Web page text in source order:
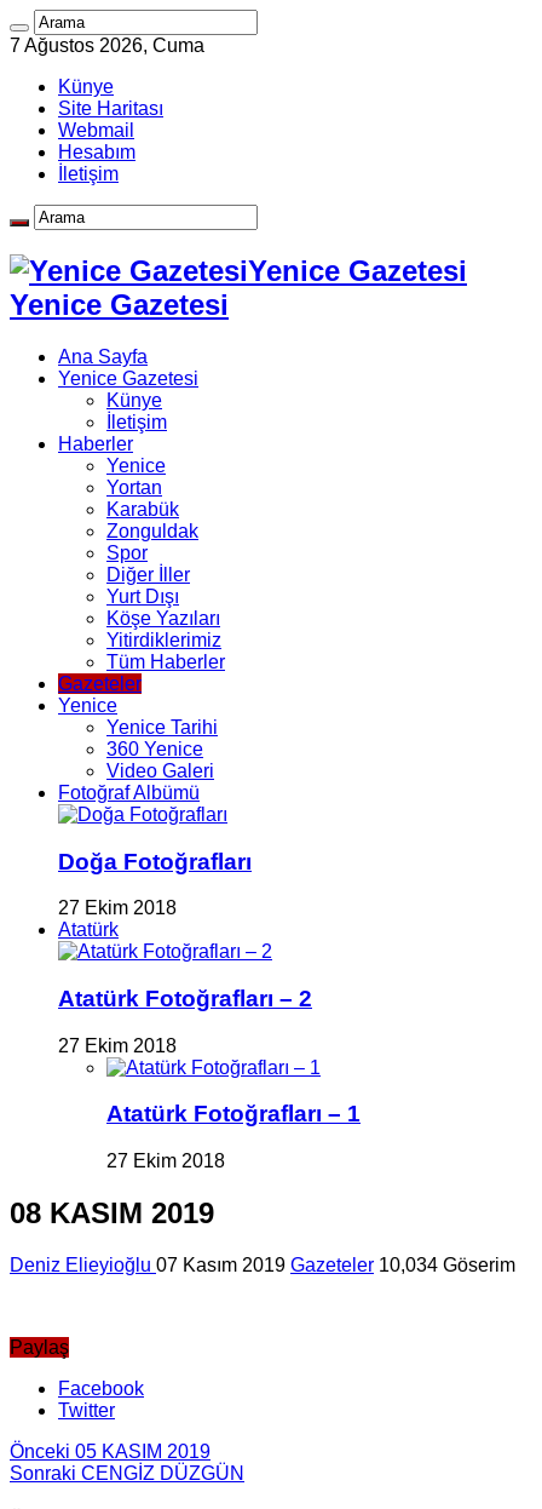
7 Ağustos 2026, Cuma
Künye
Site Haritası
Webmail
Hesabım
İletişim
Yenice Gazetesi
Yenice Gazetesi
Ana Sayfa
Yenice Gazetesi
Künye
İletişim
Haberler
Yenice
Yortan
Karabük
Zonguldak
Spor
Diğer İller
Yurt Dışı
Köşe Yazıları
Yitirdiklerimiz
Tüm Haberler
Gazeteler
Yenice
Yenice Tarihi
360 Yenice
Video Galeri
Fotoğraf Albümü
Doğa Fotoğrafları
27 Ekim 2018
Atatürk
Atatürk Fotoğrafları – 2
27 Ekim 2018
Atatürk Fotoğrafları – 1
27 Ekim 2018
08 KASIM 2019
Deniz Elieyioğlu 07 Kasım 2019 Gazeteler 10,034 Göserim
Paylaş
Facebook
Twitter
Önceki 05 KASIM 2019
Sonraki CENGİZ DÜZGÜN